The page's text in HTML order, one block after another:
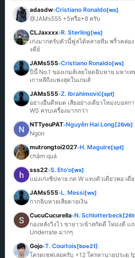
adasdw»Cristiano Ronaldo[ws]
@JAMs555 +5หรือ+8 ครับ
CLJaxxxx»R. Sterling[ws]
เก่งมากครับตัวนี้ฟูลได้หลายทีม พริ้วคล่อ
งดีย์
JAMs555»Cristiano Ronaldo[ws]
ปีนี้ No.1 ของเกมส์เลยโหดฉิบหาย มหาเ
เกาหลีถึงแพงสุดในเกมส์
JAMs555»Z. Ibrahimović[spt]
อย่างอื่นดีหมด เสียอย่างเดียวโหม่งบอลก
WS ครบเครื่องมากกว่า
NTTyeuPAT»Nguyễn Hai Long[26vb]
Ngon
mutrongtoi2027»H. Maguire[spt]
chậm quá
sss22»S. Eto'o[ws]
แม่งเก่งชิปหาย กด W แทงตัวเดียวพอ เดี๋
JAMs555»L. Messi[ws]
กากฉิบหายเสียดายเงิน
CucuCucurella»N. Schlotterbeck
กองหลังวิ่งไว ขายาวเข้าสกัดดี โหม่งดี แ
Underrate มากๆ
Gojo»T. Courtois[boe21]
โครตเซฟเลยครับ +12 ใครหานายประตู